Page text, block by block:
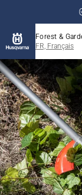
Forest &
FR, Français